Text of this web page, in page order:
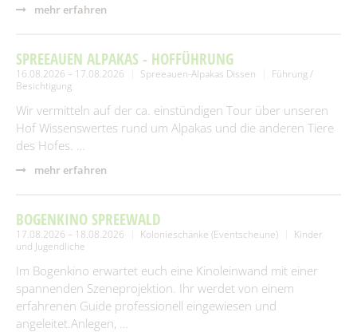
mehr erfahren
SPREEAUEN ALPAKAS - HOFFÜHRUNG
16.08.2026 – 17.08.2026 Spreeauen-Alpakas Dissen
Führung /
Besichtigung
Wir vermitteln auf der ca. einstündigen Tour über unseren
Hof Wissenswertes rund um Alpakas und die anderen Tiere
des Hofes. …
mehr erfahren
BOGENKINO SPREEWALD
17.08.2026 – 18.08.2026 Kolonieschänke (Eventscheune)
Kinder
und Jugendliche
Im Bogenkino erwartet euch eine Kinoleinwand mit einer
spannenden Szeneprojektion. Ihr werdet von einem
erfahrenen Guide professionell eingewiesen und
angeleitet.Anlegen, …